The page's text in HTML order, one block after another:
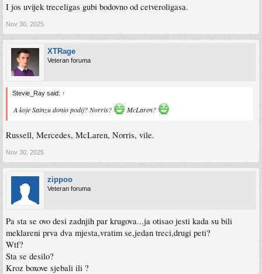
I jos uvijek treceligas gubi bodovno od cetveroligasa.
Nov 30, 2025
XTRage
Veteran foruma
Stevie_Ray said: ↑
A koje Sainzu donio podij? Norris? McLaren?
Russell, Mercedes, McLaren, Norris, vile.
Nov 30, 2025
zippoo
Veteran foruma
Pa sta se ovo desi zadnjih par krugova...ja otisao jesti kada su bili
meklareni prva dva mjesta,vratim se,jedan treci,drugi peti?
Wtf?
Sta se desilo?
Kroz boxove sjebali ili ?